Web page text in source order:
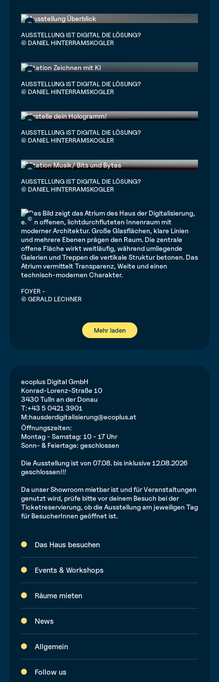
©
AUSSTELLUNG IST DIGITAL DIE LÖSUNG?
© DANIEL HINTERRAMSKOGLER
©
AUSSTELLUNG IST DIGITAL DIE LÖSUNG?
© DANIEL HINTERRAMSKOGLER
©
AUSSTELLUNG IST DIGITAL DIE LÖSUNG?
© DANIEL HINTERRAMSKOGLER
©
AUSSTELLUNG IST DIGITAL DIE LÖSUNG?
© DANIEL HINTERRAMSKOGLER
©
FOYER -
© GERALD LECHNER
Mehr laden
ecoplus Digital GmbH
Konrad-Lorenz-Straße 10
3430 Tulln an der Donau
T:+43 5 0421 3901
M:hausderdigitalisierung@ecoplus.at
Öffnungszeiten:
Montag - Samstag: 10 - 17 Uhr
Sonn- & Feiertage: geschlossen
Die Ausstellung ist von 07.08. bis inklusive 12.08.2026
geschlossen!!!
Da unser Showroom mietbar ist und für Veranstaltungen
genutzt wird, prüfe bitte vor deinem Besuch bei der
Ticketreservierung, ob die Ausstellung am jeweiligen Tag
für BesucherInnen geöffnet ist.
Das Haus besuchen
Events & Workshops
Räume mieten
News
Allgemein
Follow us